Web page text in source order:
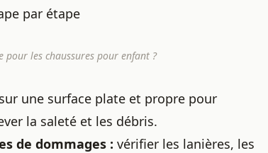
par étape
pour les chaussures pour enfant ?
une surface plate et propre pour
la saleté et les débris.
de dommages : vérifier les lanières, les